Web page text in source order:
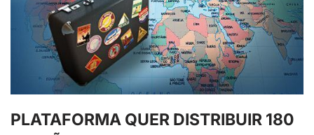
PLATAFORMA QUER DISTRIBUIR 180